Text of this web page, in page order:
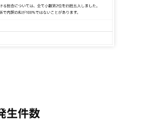
生件数